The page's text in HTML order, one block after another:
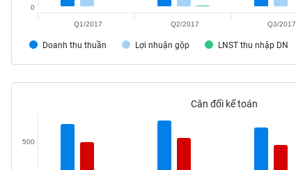
Doanh thu thuần Lợi nhuận gộp LNST thu nhập DN
0
Q1/2017 Q2/2017 Q3/2017
Cân đối kế toán
500
NGHIỆP
TIÊU
KHÔNG